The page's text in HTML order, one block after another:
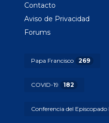
Contacto
Aviso de Privacidad
Forums
Papa Francisco 269
COVID-19 182
Conferencia del Episcopado